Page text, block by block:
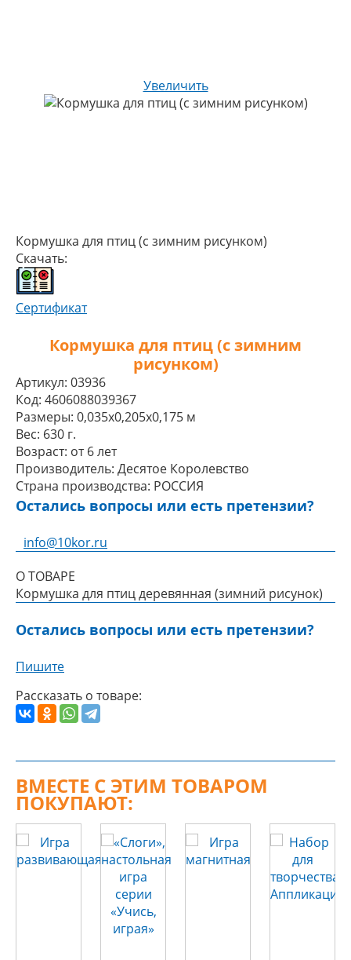
Увеличить
Кормушка для птиц (с зимним рисунком)
Скачать:
Сертификат
Кормушка для птиц (с зимним
рисунком)
Артикул: 03936
Код: 4606088039367
Размеры: 0,035x0,205x0,175 м
Вес: 630 г.
Возраст: от 6 лет
Производитель: Десятое Королевство
Страна производства: РОССИЯ
Остались вопросы или есть претензии?
info@10kor.ru
О ТОВАРЕ
Кормушка для птиц деревянная (зимний рисунок)
Остались вопросы или есть претензии?
Пишите
Рассказать о товаре:
ВМЕСТЕ С ЭТИМ ТОВАРОМ
ПОКУПАЮТ: